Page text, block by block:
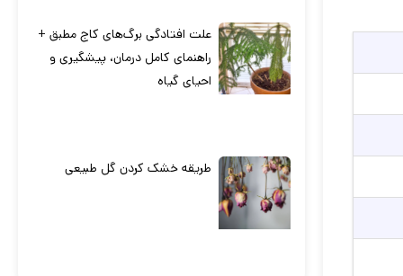
علت افتادگی برگ‌های کاج مطبق +
راهنمای کامل درمان، پیشگیری و
احیای گیاه
طریقه خشک کردن گل طبیعی